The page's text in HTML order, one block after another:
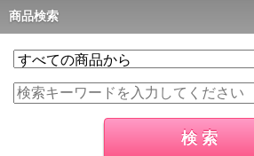
商品検索